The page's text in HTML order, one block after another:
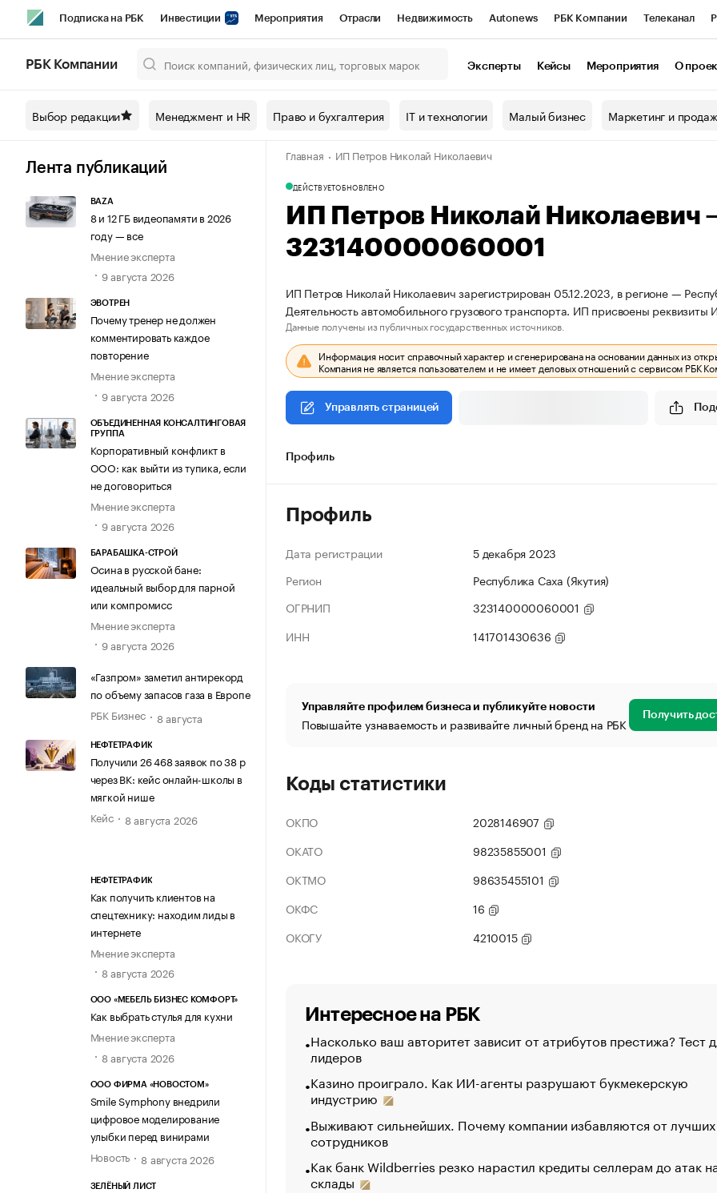
Подписка на РБК Инвестиции Мероприятия Отрасли Недвижимость Autonews РБК Компании Телеканал
Спецпроекты СПб Конференции СПб Спецпроекты Проверка контрагентов
Технологии и медиа Рынок наличной валюты
РБК Компании Эксперты Кейсы Мероприятия О
Выбор редакции Менеджмент и HR Право и бухгалтерия IT и технологии Малый бизнес Маркетинг и
Лента публикаций
BAZA
8 и 12 ГБ видеопамяти в 2026
году — все
Мнение эксперта
9 августа 2026
ЭВОТРЕН
Почему тренер не должен
комментировать каждое
повторение
Мнение эксперта
9 августа 2026
ОБЪЕДИНЕННАЯ КОНСАЛТИНГОВАЯ
ГРУППА
Корпоративный конфликт в
ООО: как выйти из тупика, если
не договориться
Мнение эксперта
9 августа 2026
БАРАБАШКА-СТРОЙ
Осина в русской бане:
идеальный выбор для парной
или компромисс
Мнение эксперта
9 августа 2026
«Газпром» заметил антирекорд
по объему запасов газа в Европе
РБК Бизнес
8 августа
НЕФТЕТРАФИК
Получили 26 468 заявок по 38 р
через ВК: кейс онлайн-школы в
мягкой нише
Кейс
8 августа 2026
НЕФТЕТРАФИК
Как получить клиентов на
спецтехнику: находим лиды в
интернете
Мнение эксперта
8 августа 2026
ООО «МЕБЕЛЬ БИЗНЕС КОМФОРТ»
Как выбрать стулья для кухни
Мнение эксперта
8 августа 2026
ООО ФИРМА «НОВОСТОМ»
Smile Symphony внедрили
цифровое моделирование
улыбки перед винирами
Новость
8 августа 2026
ЗЕЛЁНЫЙ ЛИСТ
Главная ИП Петров Николай Николаевич
ДЕЙСТВУЕТОБНОВЛЕНО
ИП Петров Николай
323140000060001
ИП Петров Николай Николаевич зарегистрирован 05.12.2023, в регионе —
Деятельность автомобильного грузового транспорта. ИП присвоены
Данные получены из публичных государственных источников.
Информация носит справочный характер и сгенерирована на основании данных из
Компания не является пользователем и не имеет деловых отношений с сервисом РБК
Управлять страницей
Профиль
Профиль
Дата регистрации
5 декабря 2023
Регион
Республика Саха (Якутия)
ОГРНИП
323140000060001
ИНН
141701430636
Управляйте профилем бизнеса и публикуйте новости
Повышайте узнаваемость и развивайте личный бренд на РБК Получить
Коды статистики
ОКПО
2028146907
ОКАТО
98235855001
ОКТМО
98635455101
ОКФС
16
ОКОГУ
4210015
Интересное на РБК
Насколько ваш авторитет зависит от атрибутов престижа? Тест
лидеров
Казино проиграло. Как ИИ-агенты разрушают букмекерскую
индустрию
Выживают сильнейших. Почему компании избавляются от лучших
сотрудников
Как банк Wildberries резко нарастил кредиты селлерам до атак
склады